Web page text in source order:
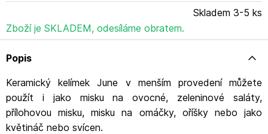
Skladem 3-5 ks
Zboží je SKLADEM, odesíláme obratem.
Popis
Keramický kelímek June v menším provedení můžete
použít i jako misku na ovocné, zeleninové saláty,
přílohovou misku, misku na omáčky, oříšky nebo jako
květináč nebo svícen.